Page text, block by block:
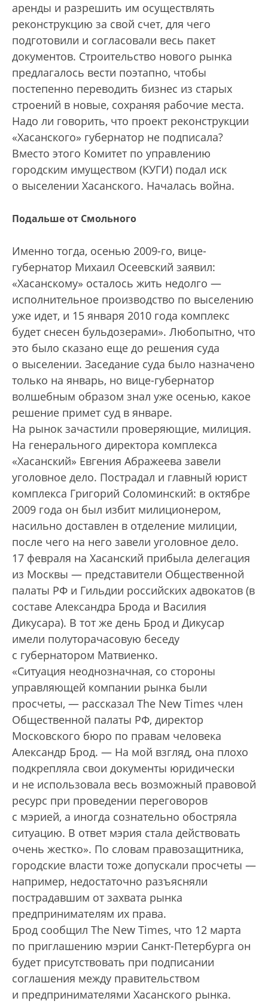
аренды и разрешить им осуществлять
реконструкцию за свой счет, для чего
подготовили и согласовали весь пакет
документов. Строительство нового рынка
предлагалось вести поэтапно, чтобы
постепенно переводить бизнес из старых
строений в новые, сохраняя рабочие места.
Надо ли говорить, что проект реконструкции
«Хасанского» губернатор не подписала?
Вместо этого Комитет по управлению
городским имуществом (КУГИ) подал иск
о выселении Хасанского. Началась война.
Подальше от Смольного
Именно тогда, осенью 2009-го, вице-
губернатор Михаил Осеевский заявил:
«Хасанскому» осталось жить недолго —
исполнительное производство по выселению
уже идет, и 15 января 2010 года комплекс
будет снесен бульдозерами». Любопытно, что
это было сказано еще до решения суда
о выселении. Заседание суда было назначено
только на январь, но вице-губернатор
волшебным образом знал уже осенью, какое
решение примет суд в январе.
На рынок зачастили проверяющие, милиция.
На генерального директора комплекса
«Хасанский» Евгения Абражеева завели
уголовное дело. Пострадал и главный юрист
комплекса Григорий Соломинский: в октяб­ре
2009 года он был избит милиционером,
насильно доставлен в отделение милиции,
после чего на него завели уголовное дело.
17 февраля на Хасанский прибыла делегация
из Москвы — представители Общественной
палаты РФ и Гильдии российских адвокатов (в
составе Александра Брода и Василия
Дикусара). В тот же день Брод и Дикусар
имели полуторачасовую беседу
с губернатором Матвиенко.
«Ситуация неоднозначная, со стороны
управляющей компании рынка были
просчеты, — рассказал The New Times член
Общественной палаты РФ, директор
Московского бюро по правам человека
Александр Брод. — На мой взгляд, она плохо
подкрепляла свои документы юридически
и не использовала весь возможный правовой
ресурс при проведении переговоров
с мэрией, а иногда сознательно обостряла
ситуацию. В ответ мэрия стала действовать
очень жестко». По словам правозащитника,
городские власти тоже допускали просчеты —
например, недостаточно разъясняли
пострадавшим от захвата рынка
предпринимателям их права.
Брод сообщил The New Times, что 12 марта
по приглашению мэрии Санкт-Петербурга он
будет присутствовать при подписании
соглашения между правительством
и предпринимателями Хасанского рынка.